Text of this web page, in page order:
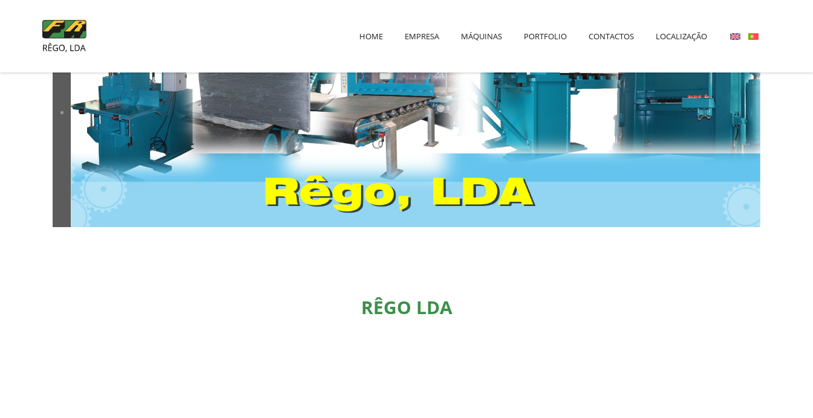
HOME EMPRESA MÁQUINAS PORTFOLIO CONTACTOS LOCALIZAÇÃO
RÊGO LDA